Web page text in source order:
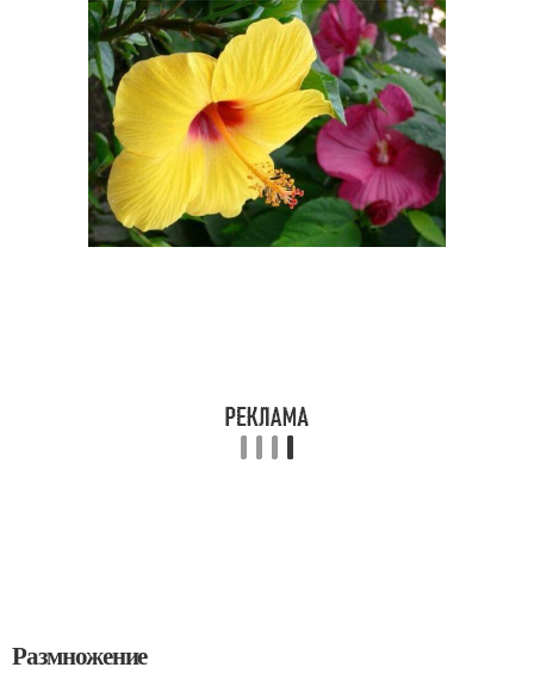
Размножение